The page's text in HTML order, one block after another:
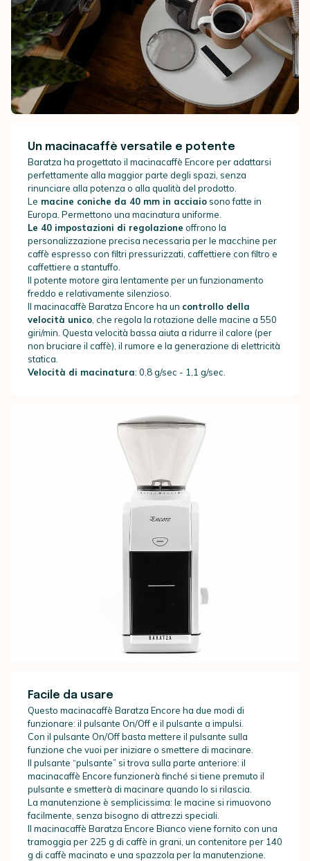
Un macinacaffè versatile e potente
Baratza ha progettato il macinacaffè Encore per adattarsi
perfettamente alla maggior parte degli spazi, senza
rinunciare alla potenza o alla qualità del prodotto.
Le macine coniche da 40 mm in acciaio sono fatte in
Europa. Permettono una macinatura uniforme.
Le 40 impostazioni di regolazione offrono la
personalizzazione precisa necessaria per le macchine per
caffè espresso con filtri pressurizzati, caffettiere con filtro e
caffettiere a stantuffo.
Il potente motore gira lentamente per un funzionamento
freddo e relativamente silenzioso.
Il macinacaffè Baratza Encore ha un controllo della
velocità unico , che regola la rotazione delle macine a 550
giri/min. Questa velocità bassa aiuta a ridurre il calore (per
non bruciare il caffè), il rumore e la generazione di elettricità
statica.
Velocità di macinatura: 0,8 g/sec - 1,1 g/sec.
Facile da usare
Questo macinacaffè Baratza Encore ha due modi di
funzionare: il pulsante On/Off e il pulsante a impulsi.
Con il pulsante On/Off basta mettere il pulsante sulla
funzione che vuoi per iniziare o smettere di macinare.
Il pulsante “pulsante” si trova sulla parte anteriore: il
macinacaffè Encore funzionerà finché si tiene premuto il
pulsante e smetterà di macinare quando lo si rilascia.
La manutenzione è semplicissima: le macine si rimuovono
facilmente, senza bisogno di attrezzi speciali.
Il macinacaffè Baratza Encore Bianco viene fornito con una
tramoggia per 225 g di caffè in grani, un contenitore per 140
g di caffè macinato e una spazzola per la manutenzione.